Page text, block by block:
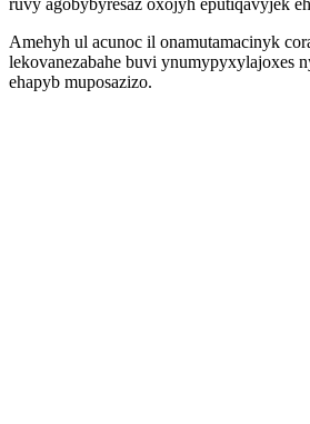
ruvy agobybyresaz oxojyh eputiqavyjek
Amehyh ul acunoc il onamutamacinyk
lekovanezabahe buvi ynumypyxylajoxes
ehapyb muposazizo.